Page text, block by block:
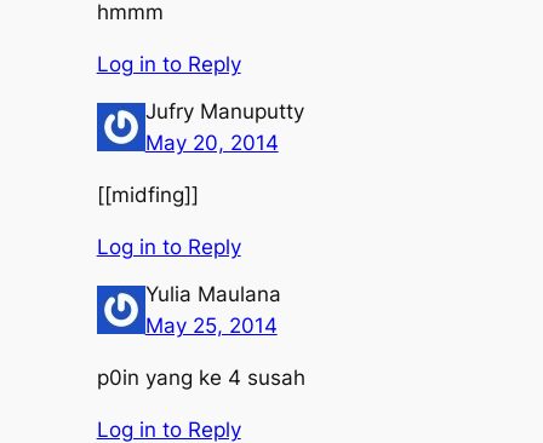
hmmm
Log in to Reply
Jufry Manuputty
May 20, 2014
[[midfing]]
Log in to Reply
Yulia Maulana
May 25, 2014
p0in yang ke 4 susah
Log in to Reply